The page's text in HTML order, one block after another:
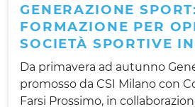
GENERAZIONE
FORMAZIONE PER
SOCIETÀ SPORTIVE
Da primavera ad autunno
promosso da CSI Milano con
Farsi Prossimo, in